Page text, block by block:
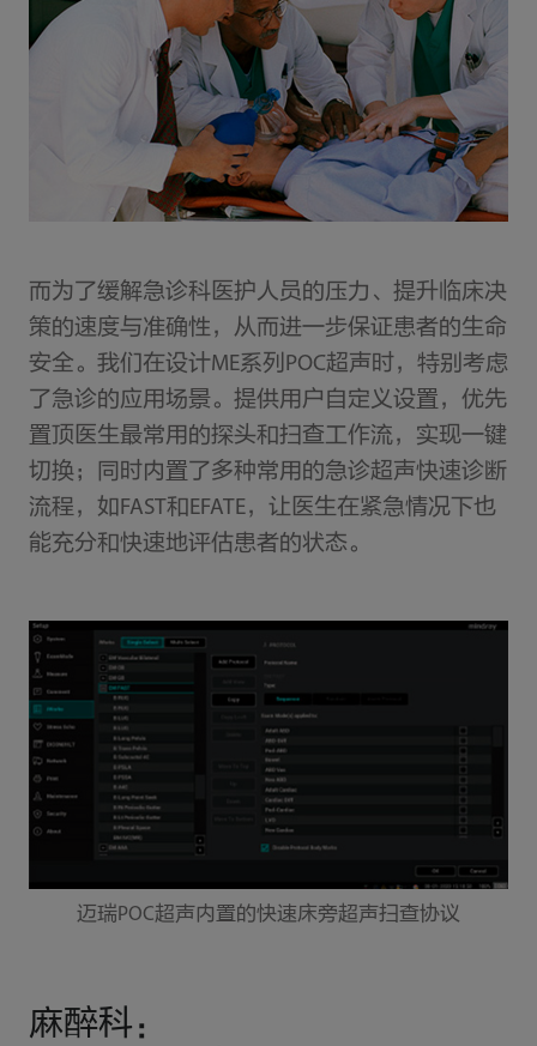
而为了缓解急诊科医护人员的压力、提升临床决
策的速度与准确性，从而进一步保证患者的生命
安全。我们在设计ME系列POC超声时，特别考虑
了急诊的应用场景。提供用户自定义设置，优先
置顶医生最常用的探头和扫查工作流，实现一键
切换；同时内置了多种常用的急诊超声快速诊断
流程，如FAST和EFATE，让医生在紧急情况下也
能充分和快速地评估患者的状态。
迈瑞POC超声内置的快速床旁超声扫查协议
麻醉科：